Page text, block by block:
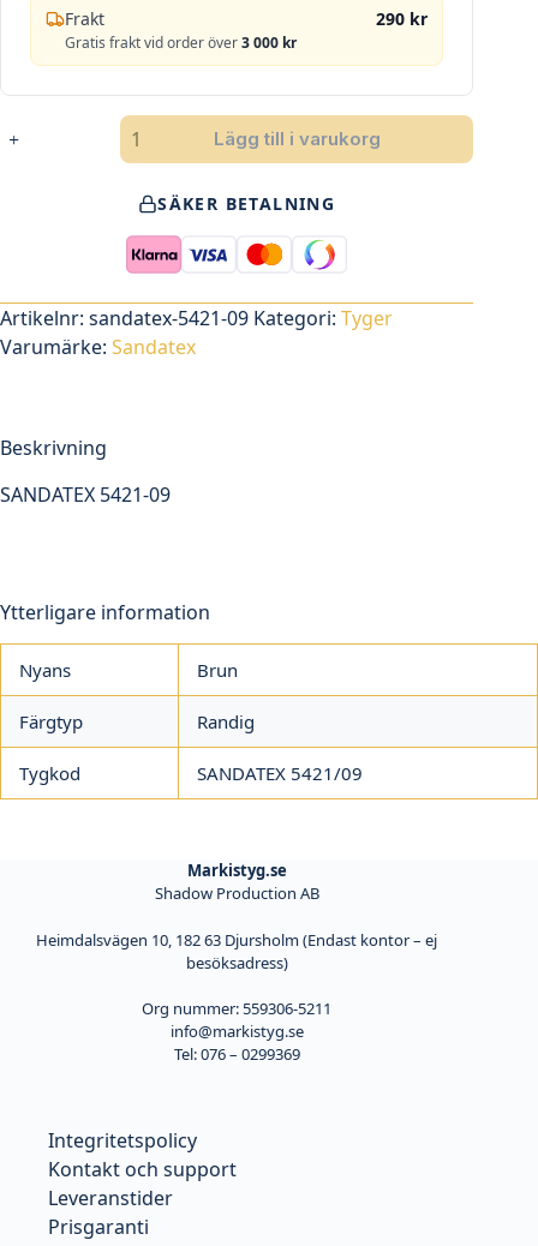
Frakt 290 kr
Gratis frakt vid order över3 000 kr
5421-
Lägg till i varukorg
SÄKER BETALNING
Artikelnr: sandatex-5421-09 Kategori: Tyger
Varumärke: Sandatex
Beskrivning
SANDATEX 5421-09
Ytterligare information
Nyans Brun
Färgtyp Randig
Tygkod SANDATEX 5421/09
Markistyg.se
Shadow Production AB
Heimdalsvägen 10, 182 63 Djursholm (Endast kontor – ej
besöksadress)
Org nummer: 559306-5211
info@markistyg.se
Tel: 076 – 0299369
Integritetspolicy
Kontakt och support
Leveranstider
Prisgaranti